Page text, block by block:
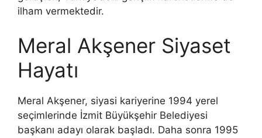
ilham vermektedir.
Meral Akşener Siyaset
Hayatı
Meral Akşener, siyasi kariyerine 1994 yerel
seçimlerinde İzmit Büyükşehir Belediyesi
başkanı adayı olarak başladı. Daha sonra 1995